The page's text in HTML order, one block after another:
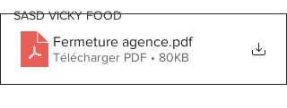
SASD VICKY FOOD
Fermeture agence.pdf
Télécharger PDF • 80KB